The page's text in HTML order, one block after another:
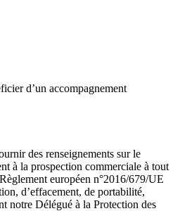
d’un accompagnement
des renseignements sur le
à la prospection commerciale à tout
européen n°2016/679/UE
d’effacement, de portabilité,
notre Délégué à la Protection des